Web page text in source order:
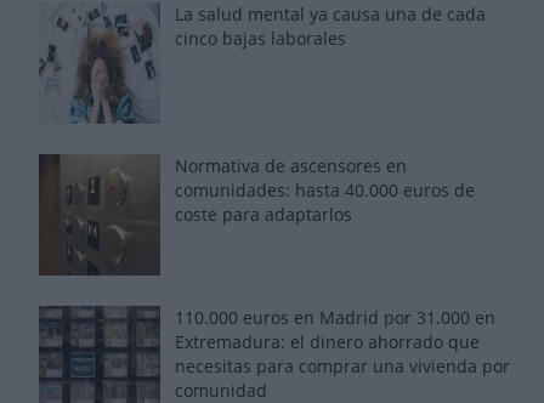
La salud mental ya causa una de cada
cinco bajas laborales
Normativa de ascensores en
comunidades: hasta 40.000 euros de
coste para adaptarlos
110.000 euros en Madrid por 31.000 en
Extremadura: el dinero ahorrado que
necesitas para comprar una vivienda por
comunidad